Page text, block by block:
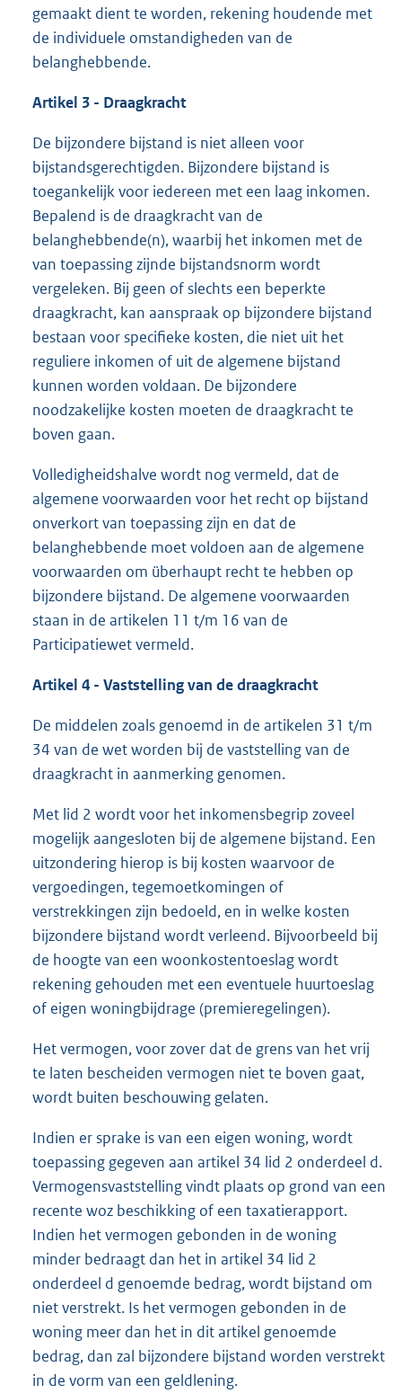
gemaakt dient te worden, rekening houdende met
de individuele omstandigheden van de
belanghebbende.
Artikel 3 - Draagkracht
De bijzondere bijstand is niet alleen voor
bijstandsgerechtigden. Bijzondere bijstand is
toegankelijk voor iedereen met een laag inkomen.
Bepalend is de draagkracht van de
belanghebbende(n), waarbij het inkomen met de
van toepassing zijnde bijstandsnorm wordt
vergeleken. Bij geen of slechts een beperkte
draagkracht, kan aanspraak op bijzondere bijstand
bestaan voor specifieke kosten, die niet uit het
reguliere inkomen of uit de algemene bijstand
kunnen worden voldaan. De bijzondere
noodzakelijke kosten moeten de draagkracht te
boven gaan.
Volledigheidshalve wordt nog vermeld, dat de
algemene voorwaarden voor het recht op bijstand
onverkort van toepassing zijn en dat de
belanghebbende moet voldoen aan de algemene
voorwaarden om überhaupt recht te hebben op
bijzondere bijstand. De algemene voorwaarden
staan in de artikelen 11 t/m 16 van de
Participatiewet vermeld.
Artikel 4 - Vaststelling van de draagkracht
De middelen zoals genoemd in de artikelen 31 t/m
34 van de wet worden bij de vaststelling van de
draagkracht in aanmerking genomen.
Met lid 2 wordt voor het inkomensbegrip zoveel
mogelijk aangesloten bij de algemene bijstand. Een
uitzondering hierop is bij kosten waarvoor de
vergoedingen, tegemoetkomingen of
verstrekkingen zijn bedoeld, en in welke kosten
bijzondere bijstand wordt verleend. Bijvoorbeeld bij
de hoogte van een woonkostentoeslag wordt
rekening gehouden met een eventuele huurtoeslag
of eigen woningbijdrage (premieregelingen).
Het vermogen, voor zover dat de grens van het vrij
te laten bescheiden vermogen niet te boven gaat,
wordt buiten beschouwing gelaten.
Indien er sprake is van een eigen woning, wordt
toepassing gegeven aan artikel 34 lid 2 onderdeel d.
Vermogensvaststelling vindt plaats op grond van een
recente woz beschikking of een taxatierapport.
Indien het vermogen gebonden in de woning
minder bedraagt dan het in artikel 34 lid 2
onderdeel d genoemde bedrag, wordt bijstand om
niet verstrekt. Is het vermogen gebonden in de
woning meer dan het in dit artikel genoemde
bedrag, dan zal bijzondere bijstand worden verstrekt
in de vorm van een geldlening.